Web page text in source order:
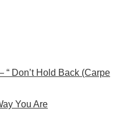
“ Don’t Hold Back (Carpe
You Are